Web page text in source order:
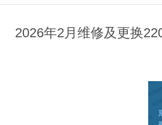
2026年2月维修及更换